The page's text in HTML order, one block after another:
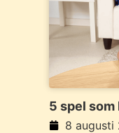
5 spel som
8 augusti